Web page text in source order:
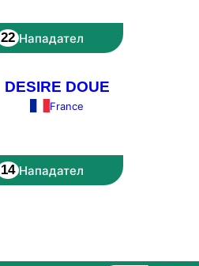
22 Нападател
DESIRE DOUE
France
14 Нападател